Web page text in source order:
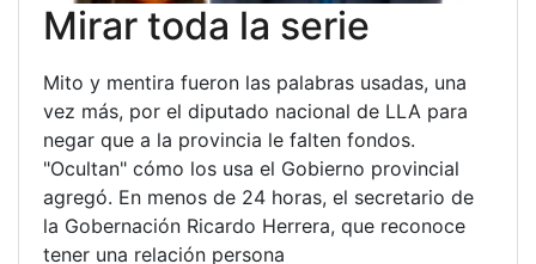
Mirar toda la serie
Mito y mentira fueron las palabras usadas, una
vez más, por el diputado nacional de LLA para
negar que a la provincia le falten fondos.
"Ocultan" cómo los usa el Gobierno provincial
agregó. En menos de 24 horas, el secretario de
la Gobernación Ricardo Herrera, que reconoce
tener una relación persona